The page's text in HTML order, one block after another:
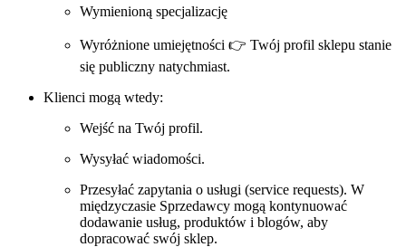
Wymienioną specjalizację
Wyróżnione umiejętności 👉 Twój profil sklepu stanie
się publiczny natychmiast.
Klienci mogą wtedy:
Wejść na Twój profil.
Wysyłać wiadomości.
Przesyłać zapytania o usługi (service requests). W
międzyczasie Sprzedawcy mogą kontynuować
dodawanie usług, produktów i blogów, aby
dopracować swój sklep.